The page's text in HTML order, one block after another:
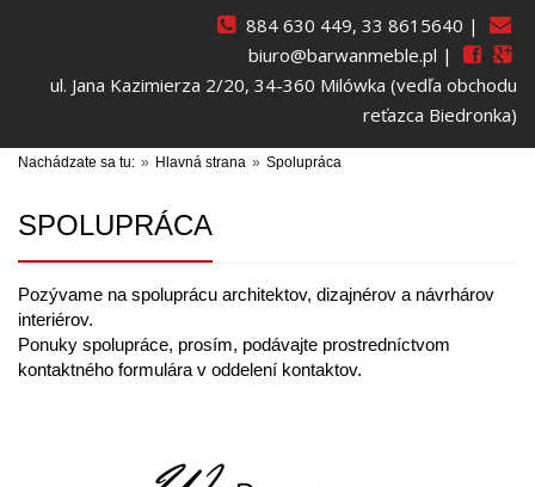
884 630 449, 33 8615640 |
biuro@barwanmeble.pl |
ul. Jana Kazimierza 2/20, 34-360 Milówka (vedľa obchodu
reťazca Biedronka)
Nachádzate sa tu: Hlavná strana Spolupráca
SPOLUPRÁCA
Pozývame na spoluprácu architektov, dizajnérov a návrhárov
interiérov.
Ponuky spolupráce, prosím, podávajte prostredníctvom
kontaktného formulára v oddelení kontaktov.